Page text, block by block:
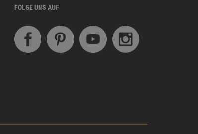
FOLGE UNS AUF